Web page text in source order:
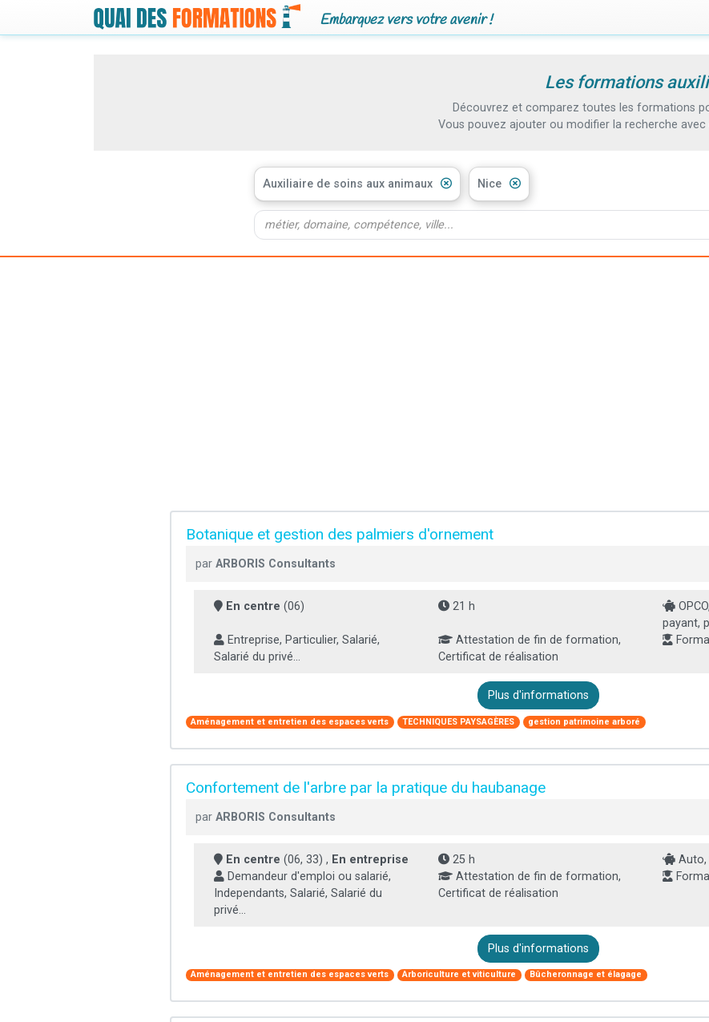
Embarquez vers votre avenir !
Les formations
Découvrez et comparez toutes les formations
Vous pouvez ajouter ou modifier la recherche
Auxiliaire de soins aux animaux Nice
Botanique et gestion des palmiers d'ornement
par ARBORIS Consultants
En centre (06) 21 h
payant,
Entreprise, Particulier, Salarié,
Salarié du privé...
Attestation de fin de formation,
Certificat de réalisation
Plus d'informations
Aménagement et entretien des espaces verts TECHNIQUES PAYSAGÈRES gestion patrimoine arboré
Confortement de l'arbre par la pratique du haubanage
par ARBORIS Consultants
En centre (06, 33) , En entreprise 25 h
Auto,
Demandeur d'emploi ou salarié,
Independants, Salarié, Salarié du
privé...
Attestation de fin de formation,
Certificat de réalisation
Plus d'informations
Aménagement et entretien des espaces verts Arboriculture et viticulture Bûcheronnage et élagage